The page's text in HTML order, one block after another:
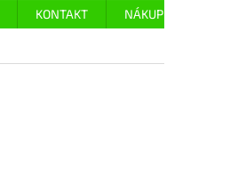
KONTAKT NÁKUP